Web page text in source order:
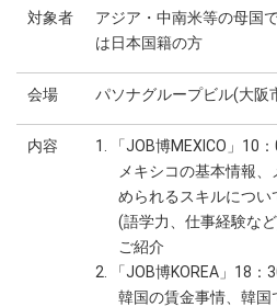
対象者
アジア・中南米等の母国
は日本国籍の方
会場 パソナグループビル(大阪
内容
1. 「JOB博MEXICO」10
メキシコの基本情報
められるスキルにつ
(語学力、仕事経験な
ご紹介
2. 「JOB博KOREA」18：
韓国の賃金事情、韓国